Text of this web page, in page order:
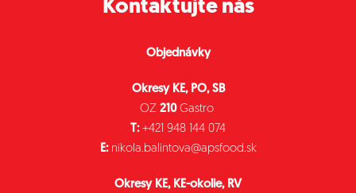
Kontaktujte nás
Objednávky
Okresy KE, PO, SB
OZ 210Gastro
T: +421 948 144 074
E: nikola.balintova@apsfood.sk
Okresy KE, KE-okolie, RV